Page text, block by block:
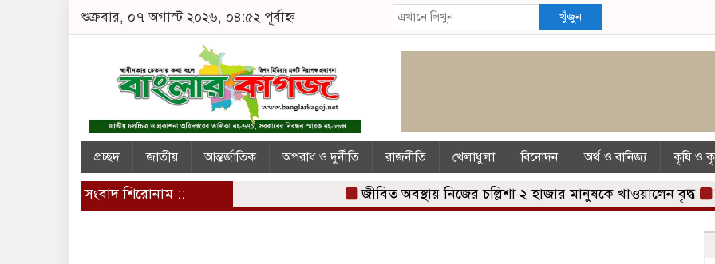
শুক্রবার, ০৭ অগাস্ট ২০২৬, ০৪:৫২ পূর্বাহ্ন খুঁজুন
প্রচ্ছদ জাতীয় আন্তর্জাতিক অপরাধ ও দুর্নীতি রাজনীতি খেলাধুলা বিনোদন অর্থ ও বানিজ্য কৃষি ও
সংবাদ শিরোনাম :: জীবিত অবস্থায় নিজের চল্লিশা ২ হাজার মানুষকে খাওয়ালেন বৃদ্ধ